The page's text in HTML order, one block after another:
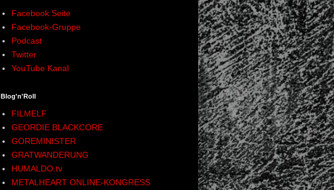
Facebook Seite
Facebook-Gruppe
Podcast
Twitter
YouTube Kanal
Blog'n'Roll
FILMELF
GEORDIE BLACKCORE
GOREMINISTER
GRATWANDERUNG
HUMALDO.tv
METALHEART ONLINE-KONGRESS